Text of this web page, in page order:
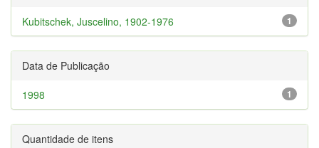
1
Kubitschek, Juscelino, 1902-1976
Data de Publicação
1
1998
Quantidade de itens